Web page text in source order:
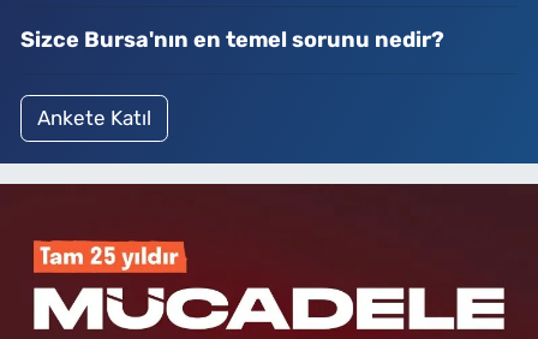
Sizce Bursa'nın en temel sorunu nedir?
Ankete Katıl